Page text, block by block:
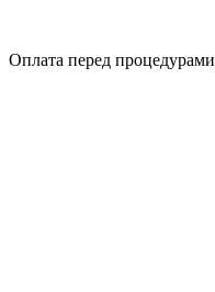
Оплата перед процедурами